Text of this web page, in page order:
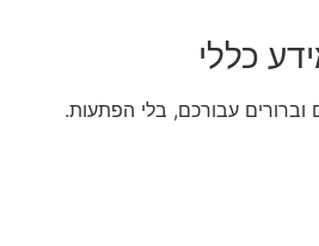
כללי
וברורים עבורכם, בלי הפתעות.